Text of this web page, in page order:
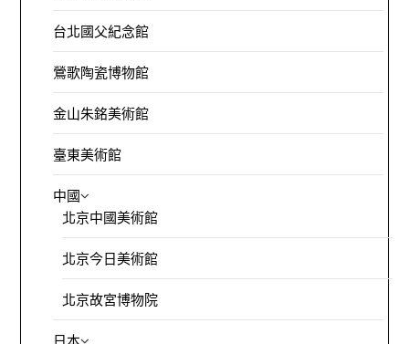
台北國父紀念館
鶯歌陶瓷博物館
金山朱銘美術館
臺東美術館
中國
北京中國美術館
北京今日美術館
北京故宮博物院